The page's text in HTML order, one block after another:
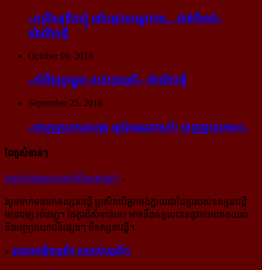
«រាត្រីចន្ទទឹកឃ្មុំ នៅបន្ទប់សណ្ឋាគារ... ជាន់ទី៣៥»
សំណើចខ្លី
October 09, 2018
«សំដី​ឲ្យ​ប្រផ្នូល របស់​កូនស្រី» សំណើចខ្លី
September 25, 2018
«ចេញ​មួយ​កេស​ហ្មង ឲ្យ​តែ​នរណា​ហៅ! ចេញ​មួយ​កេស!»
ដៃគូសំខាន់ៗ
រក​​ប្រាក់​​ជា​​មួយ​​គេហទំព័រ​​របស់​​អ្នក? -
សូម​ទាក់ទង​មក​ទស្សនាវដ្ដី ប្រសិន​បើ​អ្នក​ចង់​ក្លាយ​ជា​ដៃគូរ​របស់​ទស្សនាវដ្ដី​
មនោរម្យ.អាំងហ្វូ។ ដៃ​គូរ​ដ៏​សំខាន់​នេះ អាច​នឹង​ទទួល​បាន​នូវ​ការ​យោគយល់
និង​អត្ថ​ប្រយោជន៍​ផ្សេងៗ ពីទស្សនាវដ្ដី។
» ទូរសាអេឡិចត្រូនិក សម្រាប់បុគ្គលិក